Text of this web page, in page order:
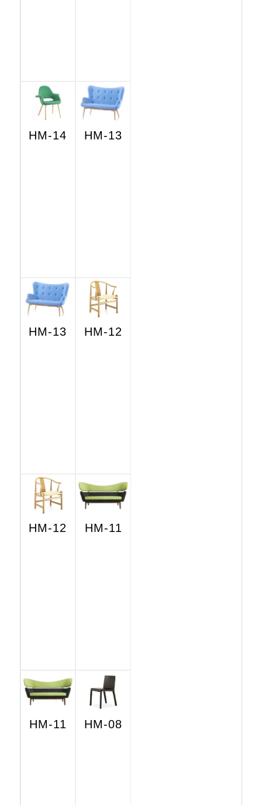
HM-14 HM-13
HM-13 HM-12
HM-12 HM-11
HM-11 HM-08